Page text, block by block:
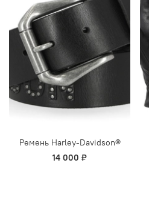
Ремень Harley-Davidson®
14 000 ₽